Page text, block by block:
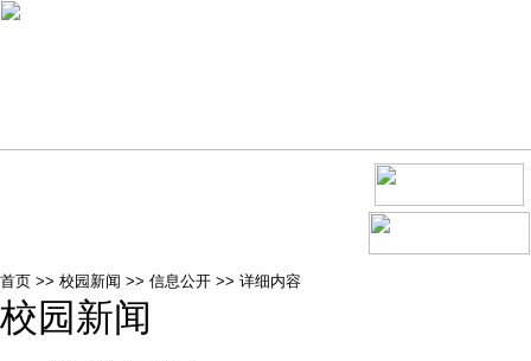
首页 >> 校园新闻 >> 信息公开 >> 详细内容
校园新闻